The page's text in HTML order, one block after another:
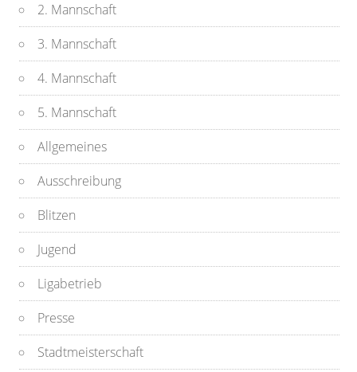
2. Mannschaft
3. Mannschaft
4. Mannschaft
5. Mannschaft
Allgemeines
Ausschreibung
Blitzen
Jugend
Ligabetrieb
Presse
Stadtmeisterschaft